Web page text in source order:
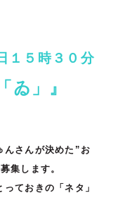
５時３０分
ゐ」』
んさんが決めた”お
集します。
ておきの「ネタ」